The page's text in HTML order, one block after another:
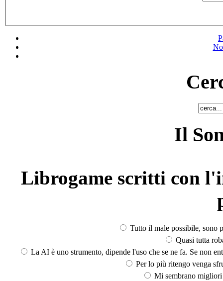
Il
Librogame scritti con
Tutto il male possibile, sono
Quasi tutta
La AI è uno strumento, dipende l'uso che se ne fa. Se non
Per lo più ritengo venga
Mi sembrano